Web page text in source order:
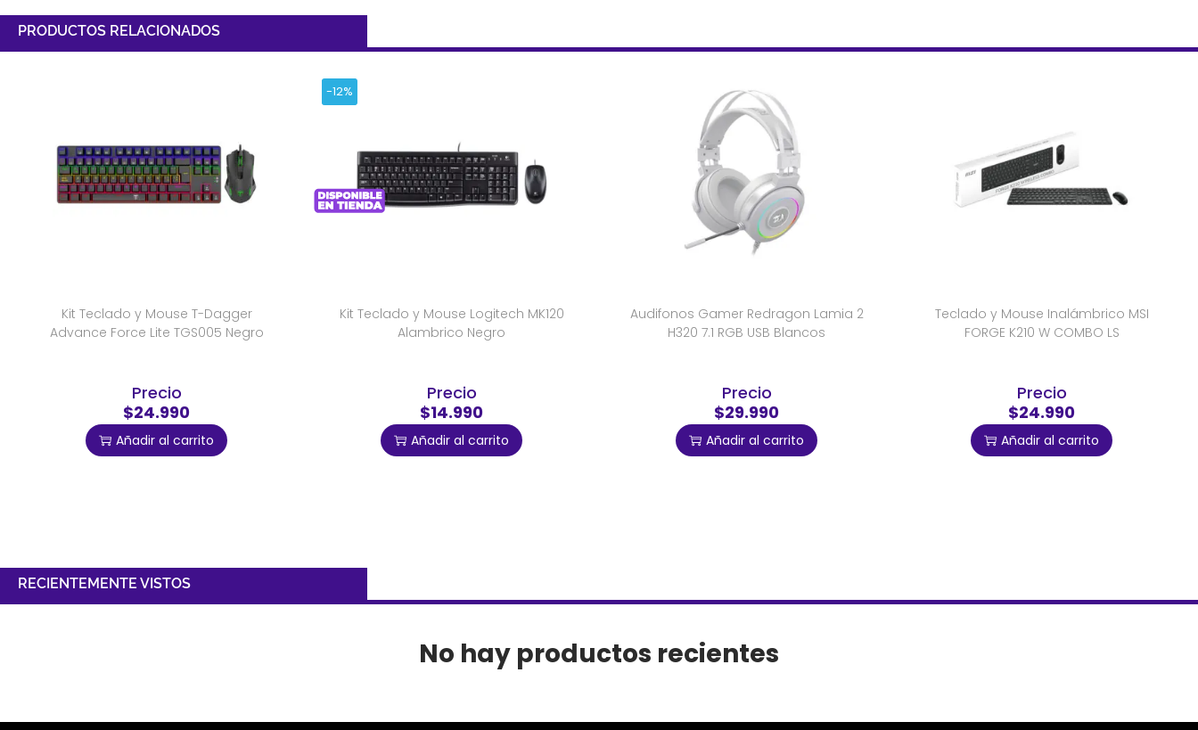
PRODUCTOS RELACIONADOS
Kit Teclado y Mouse T-Dagger
Advance Force Lite TGS005 Negro
Precio
$24.990
Añadir al carrito
-12%
Kit Teclado y Mouse Logitech MK120
Alambrico Negro
Precio
$14.990
Añadir al carrito
Audifonos Gamer Redragon Lamia 2
H320 7.1 RGB USB Blancos
Precio
$29.990
Añadir al carrito
Teclado y Mouse Inalámbrico MSI
FORGE K210 W COMBO LS
Precio
$24.990
Añadir al carrito
RECIENTEMENTE VISTOS
No hay productos recientes